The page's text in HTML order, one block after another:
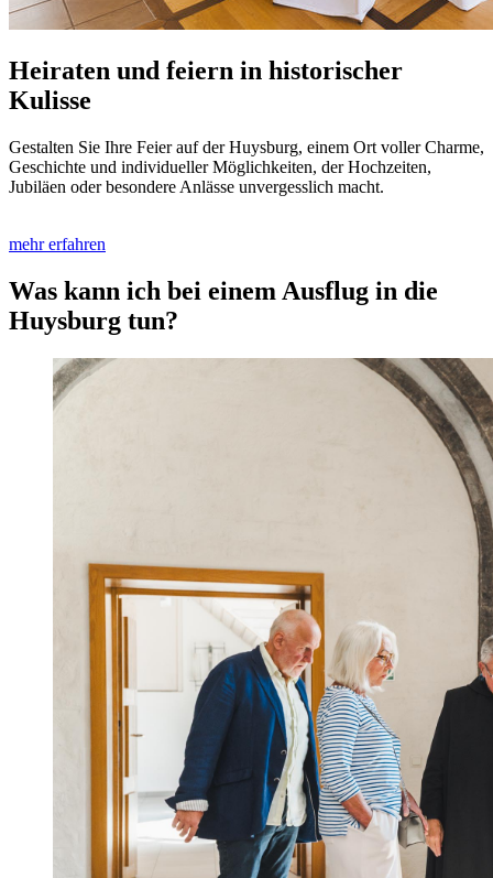
Heiraten und feiern in historischer
Kulisse
Gestalten Sie Ihre Feier auf der Huysburg, einem Ort voller Charme,
Geschichte und individueller Möglichkeiten, der Hochzeiten,
Jubiläen oder besondere Anlässe unvergesslich macht.
mehr erfahren
Was kann ich bei einem Ausflug in die
Huysburg tun?